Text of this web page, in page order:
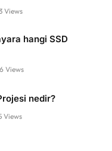
Views
hangi SSD
Views
nedir?
Views